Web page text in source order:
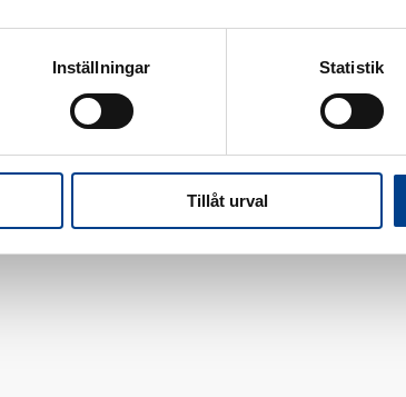
Inställningar Statistik
Tillåt urval